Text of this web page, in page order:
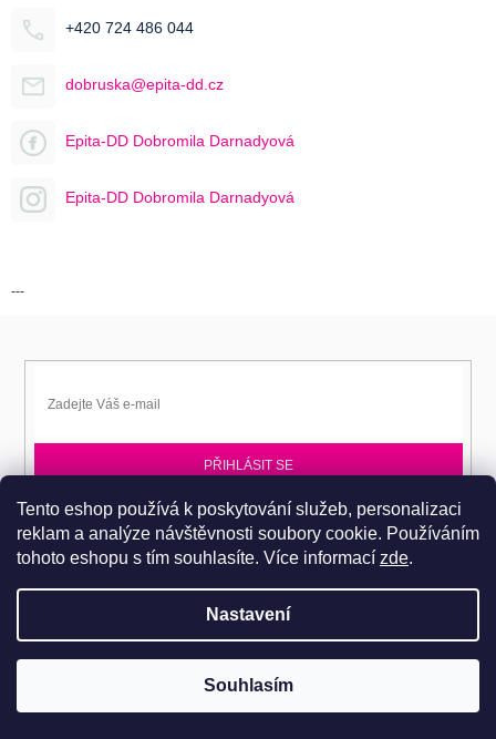
Tento eshop používá k poskytování služeb, personalizaci
reklam a analýze návštěvnosti soubory cookie. Používáním
tohoto eshopu s tím souhlasíte. Více informací zde.
Nastavení
Souhlasím
Pro návštěvu do prodejního centra je nutné se objednat. Tel.: 724
+420 724 486 044
dobruska@epita-dd.cz
Epita-DD Dobromila Darnadyová
Epita-DD Dobromila Darnadyová
---
PŘIHLÁSIT SE
Přihlaste se k EPITA-DD a získávejte novinky jako první.